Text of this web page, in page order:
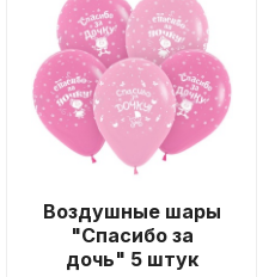
Воздушные шары
"Спасибо за
дочь" 5 штук